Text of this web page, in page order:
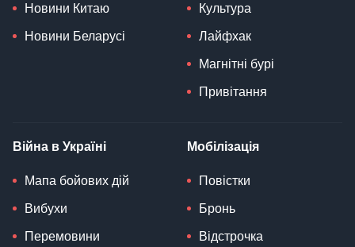
Новини Китаю
Новини Беларусі
Культура
Лайфхак
Магнітні бурі
Привітання
Війна в Україні
Мапа бойових дій
Вибухи
Перемовини
Мобілізація
Повістки
Бронь
Відстрочка